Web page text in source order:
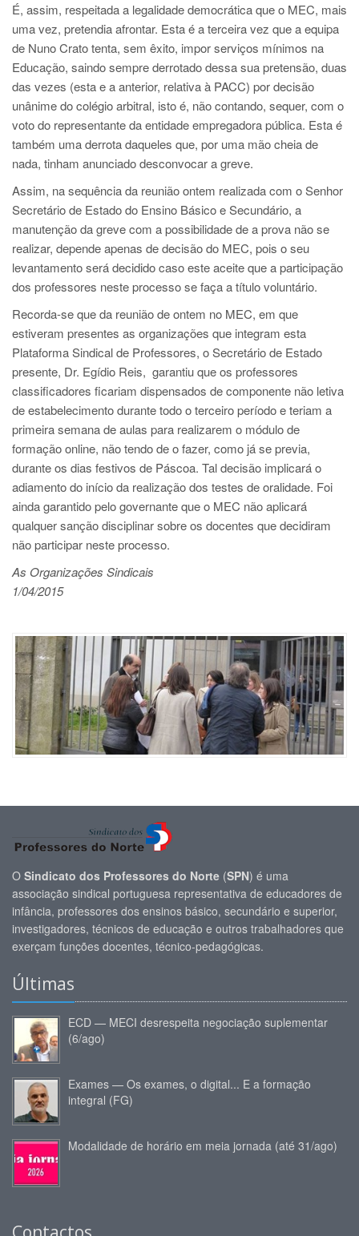
É, assim, respeitada a legalidade democrática que o MEC, mais
uma vez, pretendia afrontar. Esta é a terceira vez que a equipa
de Nuno Crato tenta, sem êxito, impor serviços mínimos na
Educação, saindo sempre derrotado dessa sua pretensão, duas
das vezes (esta e a anterior, relativa à PACC) por decisão
unânime do colégio arbitral, isto é, não contando, sequer, com o
voto do representante da entidade empregadora pública. Esta é
também uma derrota daqueles que, por uma mão cheia de
nada, tinham anunciado desconvocar a greve.
Assim, na sequência da reunião ontem realizada com o Senhor
Secretário de Estado do Ensino Básico e Secundário, a
manutenção da greve com a possibilidade de a prova não se
realizar, depende apenas de decisão do MEC, pois o seu
levantamento será decidido caso este aceite que a participação
dos professores neste processo se faça a título voluntário.
Recorda-se que da reunião de ontem no MEC, em que
estiveram presentes as organizações que integram esta
Plataforma Sindical de Professores, o Secretário de Estado
presente, Dr. Egídio Reis, garantiu que os professores
classificadores ficariam dispensados de componente não letiva
de estabelecimento durante todo o terceiro período e teriam a
primeira semana de aulas para realizarem o módulo de
formação online, não tendo de o fazer, como já se previa,
durante os dias festivos de Páscoa. Tal decisão implicará o
adiamento do início da realização dos testes de oralidade. Foi
ainda garantido pelo governante que o MEC não aplicará
qualquer sanção disciplinar sobre os docentes que decidiram
não participar neste processo.
As Organizações Sindicais
1/04/2015
O Sindicato dos Professores do Norte (SPN) é uma
associação sindical portuguesa representativa de educadores de
infância, professores dos ensinos básico, secundário e superior,
investigadores, técnicos de educação e outros trabalhadores que
exerçam funções docentes, técnico-pedagógicas.
Últimas
ECD — MECI desrespeita negociação suplementar
(6/ago)
Exames — Os exames, o digital... E a formação
integral (FG)
Modalidade de horário em meia jornada (até 31/ago)